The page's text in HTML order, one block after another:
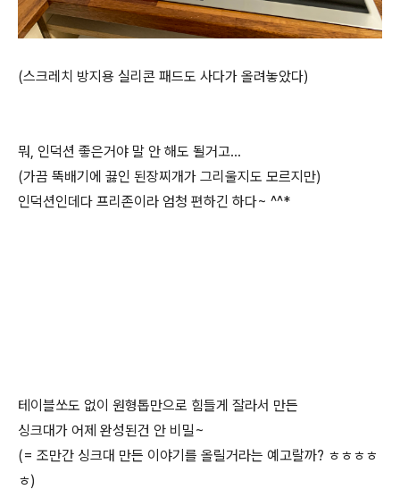
(스크레치 방지용 실리콘 패드도 사다가 올려놓았다)
뭐, 인덕션 좋은거야 말 안 해도 될거고...
(가끔 뚝배기에 끓인 된장찌개가 그리울지도 모르지만)
인덕션인데다 프리존이라 엄청 편하긴 하다~ ^^*
테이블쏘도 없이 원형톱만으로 힘들게 잘라서 만든
싱크대가 어제 완성된건 안 비밀~
(= 조만간 싱크대 만든 이야기를 올릴거라는 예고랄까? ㅎㅎㅎㅎ
ㅎ)